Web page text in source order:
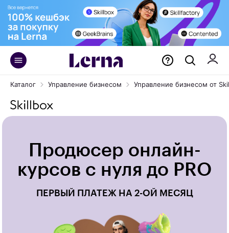
Каталог Управление бизнесом Управление бизнесом от
Продюсер онлайн-
курсов с нуля до PRO
ПЕРВЫЙ ПЛАТЕЖ НА 2-ОЙ МЕСЯЦ